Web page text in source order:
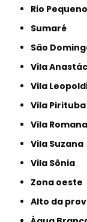
Rio Pequeno
Sumaré
São
Vila
Vila
Vila Pirituba
Vila Romana
Vila Suzana
Vila Sônia
Zona oeste
alto da